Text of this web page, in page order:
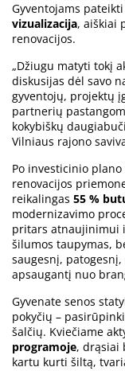
Gyventojams pateikti
vizualizacija, aiškiai
renovacijos.
„Džiugu matyti tokį
diskusijas dėl savo
gyventojų, projektų
partnerių
kokybiškų
Vilniaus rajono
Po investicinio
renovacijos
reikalingas 55 %
modernizavimo
pritars atnaujinimui
šilumos taupymas,
saugesnį,
apsaugantį nuo
Gyvenate senos
pokyčių –
šalčių. Kviečiame
programoje, drąsiai
kartu kurti šiltą,